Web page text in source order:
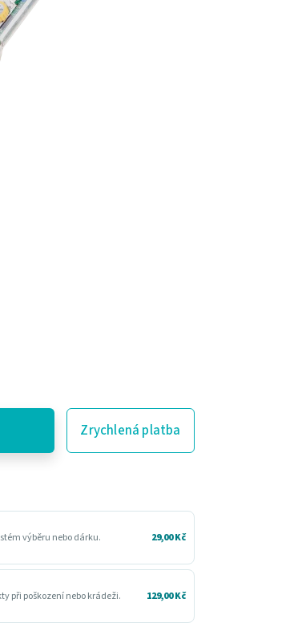
Zrychlená platba
výběru nebo dárku.
29,00 Kč
při poškození nebo krádeži.
129,00 Kč